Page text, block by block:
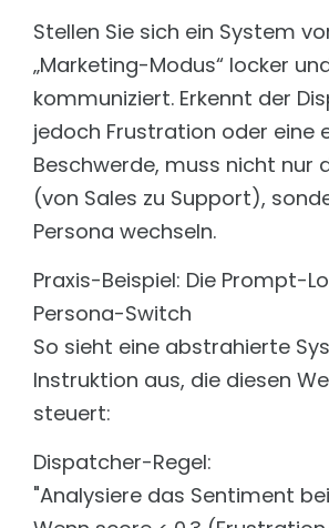
Stellen Sie sich ein System
„Marketing-Modus“ locker
kommuniziert. Erkennt der
jedoch Frustration oder eine
Beschwerde, muss nicht nur
(von Sales zu Support),
Persona wechseln.
Praxis-Beispiel: Die Prompt-
Persona-Switch
So sieht eine abstrahierte
Instruktion aus, die diesen
steuert:
Dispatcher-Regel:
"Analysiere das Sentiment